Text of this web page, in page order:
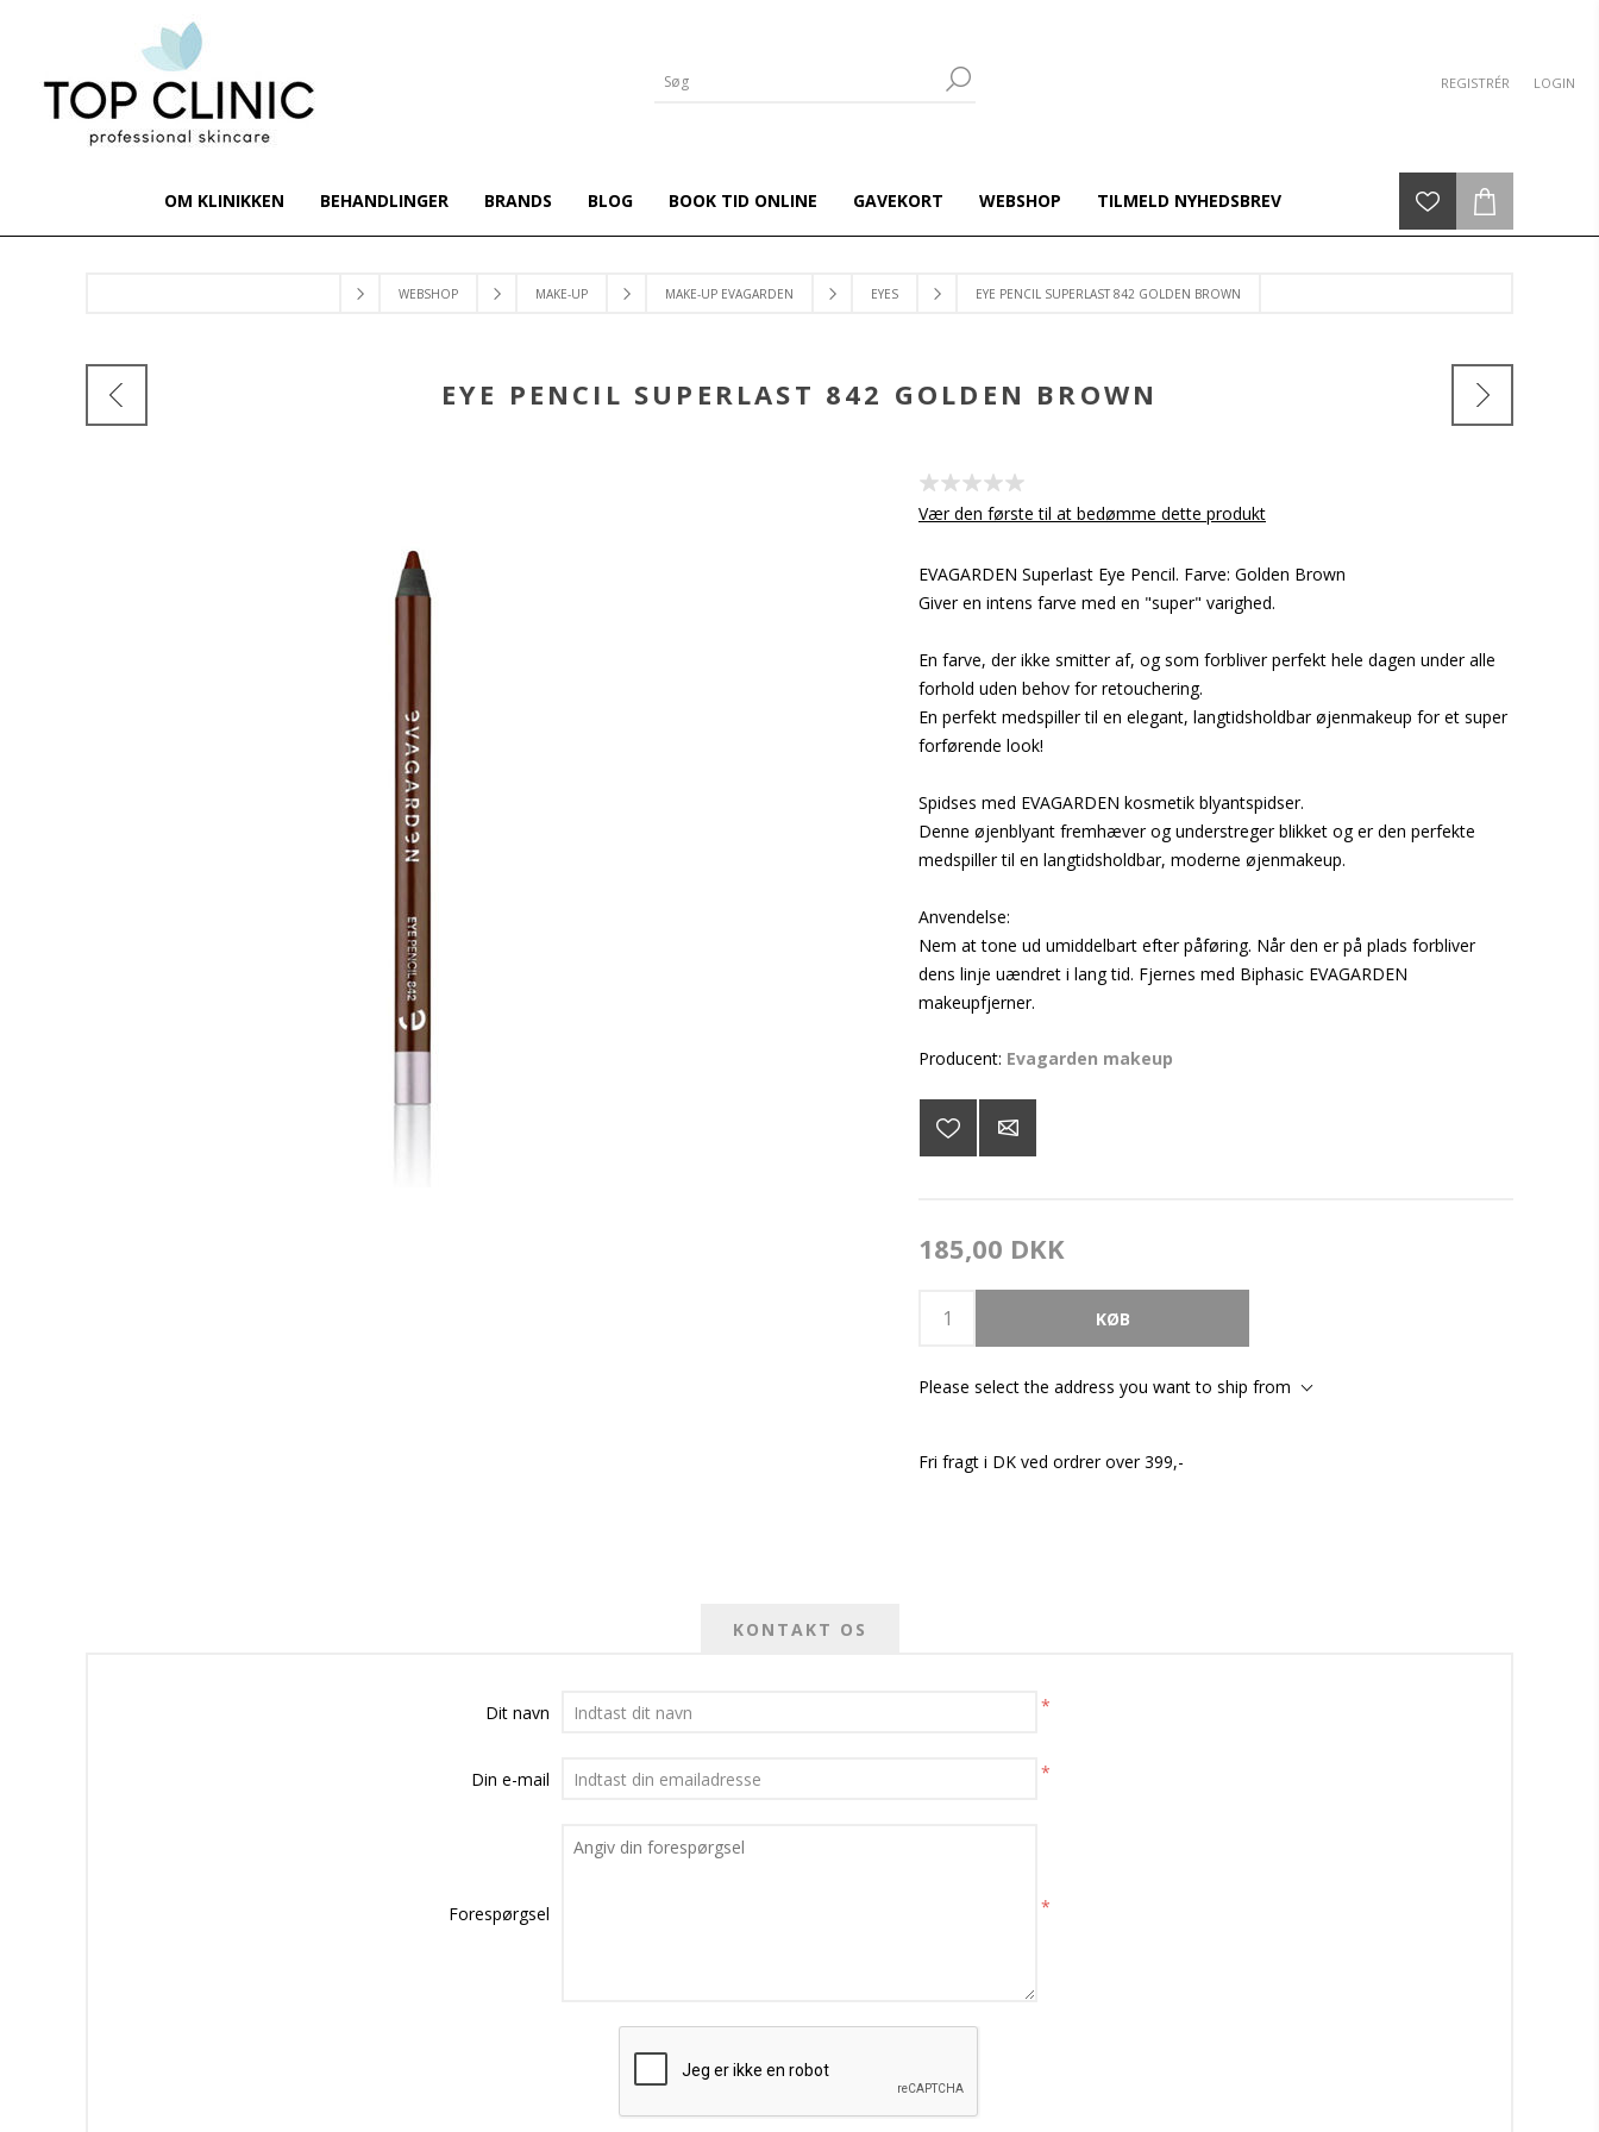
REGISTRÉR LOGIN
OM KLINIKKEN BEHANDLINGER BRANDS BLOG BOOK TID ONLINE GAVEKORT WEBSHOP TILMELD NYHEDSBREV
WEBSHOP MAKE-UP MAKE-UP EVAGARDEN EYES EYE PENCIL SUPERLAST 842 GOLDEN BROWN
EYE PENCIL SUPERLAST 842 GOLDEN BROWN
Vær den første til at bedømme dette produkt
EVAGARDEN Superlast Eye Pencil. Farve: Golden Brown
Giver en intens farve med en "super" varighed.
En farve, der ikke smitter af, og som forbliver perfekt hele dagen under alle
forhold uden behov for retouchering.
En perfekt medspiller til en elegant, langtidsholdbar øjenmakeup for et super
forførende look!
Spidses med EVAGARDEN kosmetik blyantspidser.
Denne øjenblyant fremhæver og understreger blikket og er den perfekte
medspiller til en langtidsholdbar, moderne øjenmakeup.
Anvendelse:
Nem at tone ud umiddelbart efter påføring. Når den er på plads forbliver
dens linje uændret i lang tid. Fjernes med Biphasic EVAGARDEN
makeupfjerner.
Producent: Evagarden makeup
185,00 DKK
Please select the address you want to ship from
Fri fragt i DK ved ordrer over 399,-
KONTAKT OS
Dit navn *
Din e-mail *
Forespørgsel *